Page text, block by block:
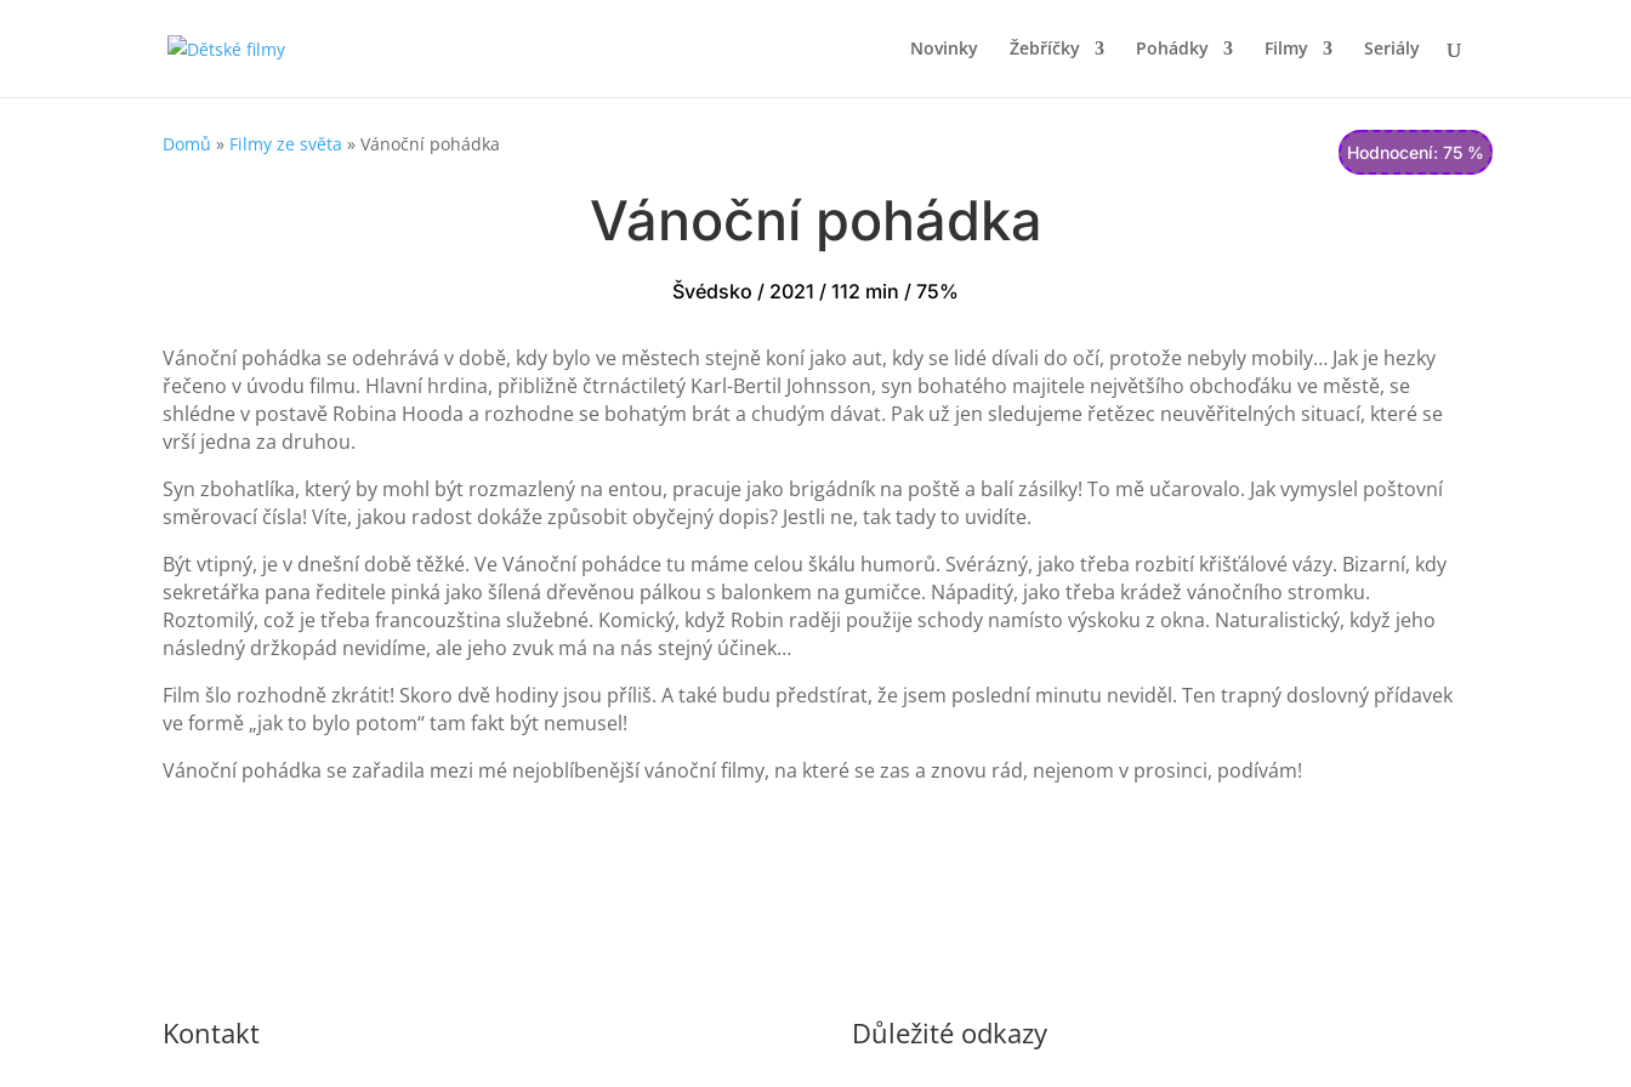
Novinky Žebříčky Pohádky Filmy Seriály
Hodnocení: 75 %
Domů » Filmy ze světa »Vánoční pohádka
Vánoční pohádka
Švédsko / 2021 / 112 min / 75%
Vánoční pohádka se odehrává v době, kdy bylo ve městech stejně koní jako aut, kdy se lidé dívali do očí, protože nebyly mobily… Jak je hezky
řečeno v úvodu filmu. Hlavní hrdina, přibližně čtrnáctiletý Karl-Bertil Johnsson, syn bohatého majitele největšího obchoďáku ve městě, se
shlédne v postavě Robina Hooda a rozhodne se bohatým brát a chudým dávat. Pak už jen sledujeme řetězec neuvěřitelných situací, které se
vrší jedna za druhou.
Syn zbohatlíka, který by mohl být rozmazlený na entou, pracuje jako brigádník na poště a balí zásilky! To mě učarovalo. Jak vymyslel poštovní
směrovací čísla! Víte, jakou radost dokáže způsobit obyčejný dopis? Jestli ne, tak tady to uvidíte.
Být vtipný, je v dnešní době těžké. Ve Vánoční pohádce tu máme celou škálu humorů. Svérázný, jako třeba rozbití křišťálové vázy. Bizarní, kdy
sekretářka pana ředitele pinká jako šílená dřevěnou pálkou s balonkem na gumičce. Nápaditý, jako třeba krádež vánočního stromku.
Roztomilý, což je třeba francouzština služebné. Komický, když Robin raději použije schody namísto výskoku z okna. Naturalistický, když jeho
následný držkopád nevidíme, ale jeho zvuk má na nás stejný účinek…
Film šlo rozhodně zkrátit! Skoro dvě hodiny jsou příliš. A také budu předstírat, že jsem poslední minutu neviděl. Ten trapný doslovný přídavek
ve formě „jak to bylo potom“ tam fakt být nemusel!
Vánoční pohádka se zařadila mezi mé nejoblíbenější vánoční filmy, na které se zas a znovu rád, nejenom v prosinci, podívám!
Kontakt Důležité odkazy